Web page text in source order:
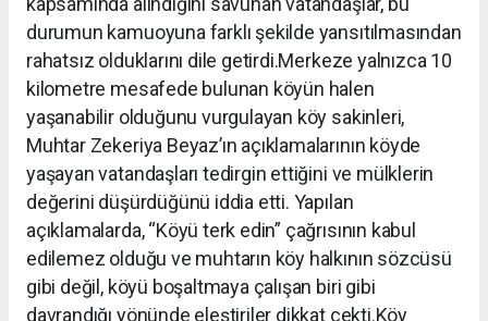
durumun kamuoyuna farklı şekilde yansıtılmasından
rahatsız olduklarını dile getirdi.Merkeze yalnızca 10
kilometre mesafede bulunan köyün halen
yaşanabilir olduğunu vurgulayan köy sakinleri,
Muhtar Zekeriya Beyaz’ın açıklamalarının köyde
yaşayan vatandaşları tedirgin ettiğini ve mülklerin
değerini düşürdüğünü iddia etti. Yapılan
açıklamalarda, “Köyü terk edin” çağrısının kabul
edilemez olduğu ve muhtarın köy halkının sözcüsü
gibi değil, köyü boşaltmaya çalışan biri gibi
davrandığı yönünde eleştiriler dikkat çekti.Köy